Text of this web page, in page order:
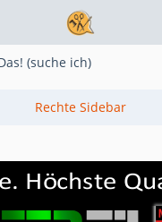
(suche ich)